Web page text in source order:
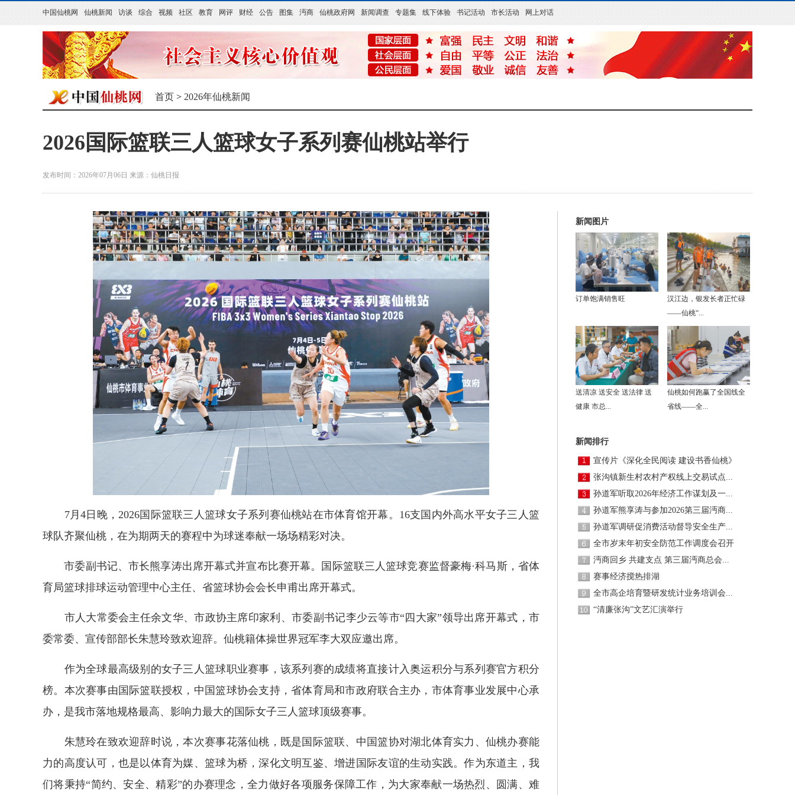
中国仙桃网 仙桃新闻 访谈 综合 视频 社区 教育 网评 财经 公告 图集 沔商 仙桃政府网 新闻调查 专题集 线下体验 书记活动 市长活动 网上对话
首页 > 2026年仙桃新闻
2026国际篮联三人篮球女子系列赛仙桃站举行
发布时间：2026年07月06日 来源： 仙桃日报
7月4日晚，2026国际篮联三人篮球女子系列赛仙桃站在市体育馆开幕。16支国内外高水平女子三人篮
球队齐聚仙桃，在为期两天的赛程中为球迷奉献一场场精彩对决。
市委副书记、市长熊享涛出席开幕式并宣布比赛开幕。国际篮联三人篮球竞赛监督豪梅·科马斯，省体
育局篮球排球运动管理中心主任、省篮球协会会长申甫出席开幕式。
市人大常委会主任余文华、市政协主席印家利、市委副书记李少云等市“四大家”领导出席开幕式，市
委常委、宣传部部长朱慧玲致欢迎辞。仙桃籍体操世界冠军李大双应邀出席。
作为全球最高级别的女子三人篮球职业赛事，该系列赛的成绩将直接计入奥运积分与系列赛官方积分
榜。本次赛事由国际篮联授权，中国篮球协会支持，省体育局和市政府联合主办，市体育事业发展中心承
办，是我市落地规格最高、影响力最大的国际女子三人篮球顶级赛事。
朱慧玲在致欢迎辞时说，本次赛事花落仙桃，既是国际篮联、中国篮协对湖北体育实力、仙桃办赛能
力的高度认可，也是以体育为媒、篮球为桥，深化文明互鉴、增进国际友谊的生动实践。作为东道主，我
们将秉持“简约、安全、精彩”的办赛理念，全力做好各项服务保障工作，为大家奉献一场热烈、圆满、难
新闻图片
订单饱满销售旺
汉江边，银发长者正忙碌
——仙桃“...
送清凉 送安全 送法律 送
健康 市总...
仙桃如何跑赢了全国线全
省线——全...
新闻排行
宣传片《深化全民阅读 建设书香仙桃》
张沟镇新生村农村产权线上交易试点...
孙道军听取2026年经济工作谋划及一...
孙道军熊享涛与参加2026第三届沔商...
孙道军调研促消费活动督导安全生产...
全市岁末年初安全防范工作调度会召开
沔商回乡 共建支点 第三届沔商总会...
赛事经济搅热排湖
全市高企培育暨研发统计业务培训会...
“清廉张沟”文艺汇演举行